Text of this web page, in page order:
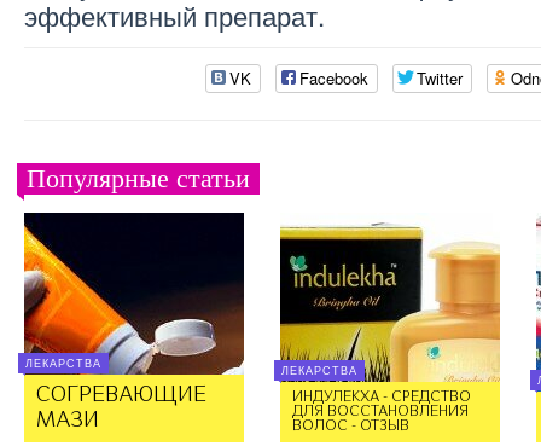
эффективный препарат.
VK Facebook Twitter
Популярные статьи
ЛЕКАРСТВА
СОГРЕВАЮЩИЕ
МАЗИ
ЛЕКАРСТВА
ИНДУЛЕКХА - СРЕДСТВО
ДЛЯ ВОССТАНОВЛЕНИЯ
ВОЛОС - ОТЗЫВ